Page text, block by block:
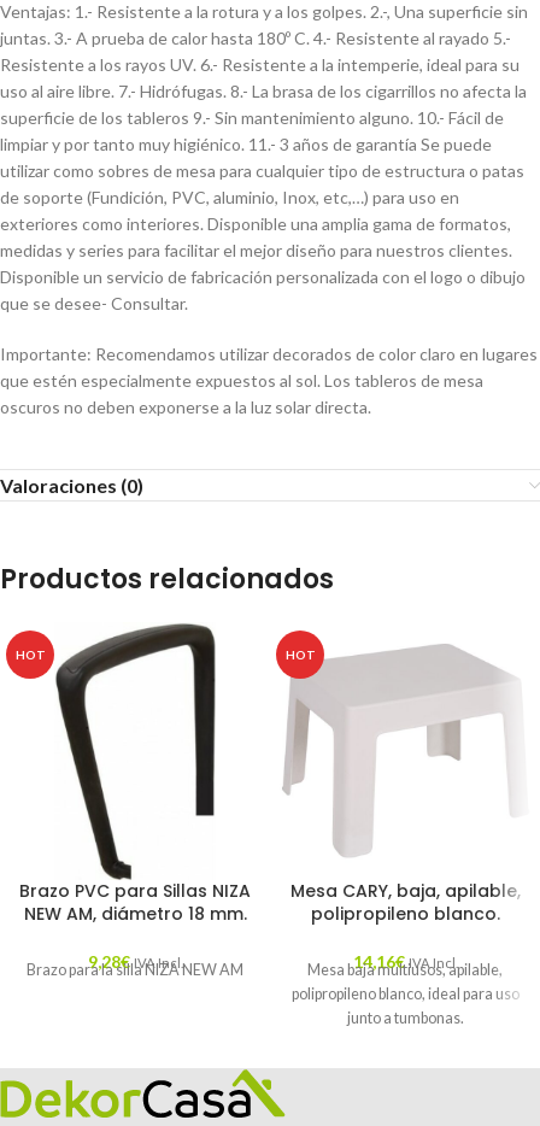
Ventajas: 1.- Resistente a la rotura y a los golpes. 2.-, Una superficie sin
juntas. 3.- A prueba de calor hasta 180º C. 4.- Resistente al rayado 5.-
Resistente a los rayos UV. 6.- Resistente a la intemperie, ideal para su
uso al aire libre. 7.- Hidrófugas. 8.- La brasa de los cigarrillos no afecta la
superficie de los tableros 9.- Sin mantenimiento alguno. 10.- Fácil de
limpiar y por tanto muy higiénico. 11.- 3 años de garantía Se puede
utilizar como sobres de mesa para cualquier tipo de estructura o patas
de soporte (Fundición, PVC, aluminio, Inox, etc,…) para uso en
exteriores como interiores. Disponible una amplia gama de formatos,
medidas y series para facilitar el mejor diseño para nuestros clientes.
Disponible un servicio de fabricación personalizada con el logo o dibujo
que se desee- Consultar.
Importante: Recomendamos utilizar decorados de color claro en lugares
que estén especialmente expuestos al sol. Los tableros de mesa
oscuros no deben exponerse a la luz solar directa.
Valoraciones (0)
Productos relacionados
HOT
Brazo PVC para Sillas NIZA
NEW AM, diámetro 18 mm.
9,28€ IVA Incl.
Brazo para la silla NIZA NEW AM
HOT
Mesa CARY, baja, apilable,
polipropileno blanco.
14,16€ IVA Incl.
Mesa baja multiusos, apilable,
polipropileno blanco, ideal para uso
junto a tumbonas.